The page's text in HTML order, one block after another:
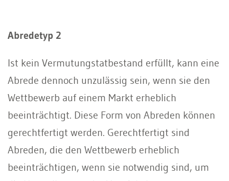
Abredetyp 2
Ist kein Vermutungstatbestand erfüllt, kann eine
Abrede dennoch unzulässig sein, wenn sie den
Wettbewerb auf einem Markt erheblich
beeinträchtigt. Diese Form von Abreden können
gerechtfertigt werden. Gerechtfertigt sind
Abreden, die den Wettbewerb erheblich
beeinträchtigen, wenn sie notwendig sind, um